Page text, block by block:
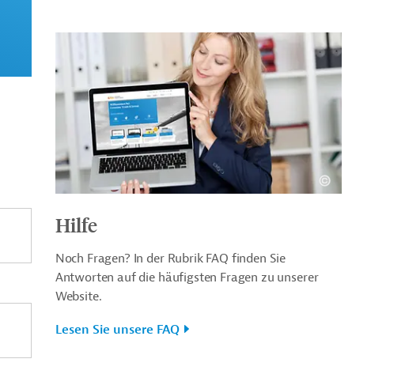
Hilfe
Noch Fragen? In der Rubrik FAQ finden Sie
Antworten auf die häufigsten Fragen zu unserer
Website.
Lesen Sie unsere FAQ